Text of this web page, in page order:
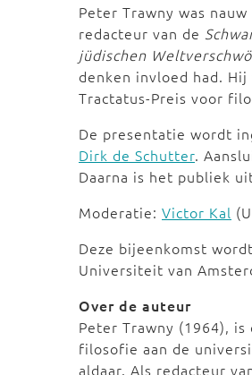
Peter Trawny was
redacteur van de
jüdischen
denken invloed had.
Tractatus-Preis voor
De presentatie wordt
Dirk de Schutter.
Daarna is het publiek
Moderatie: Victor Kal
Deze bijeenkomst
Universiteit van
Over de auteur
Peter Trawny (1964),
filosofie aan de
aldaar. Als redacteur